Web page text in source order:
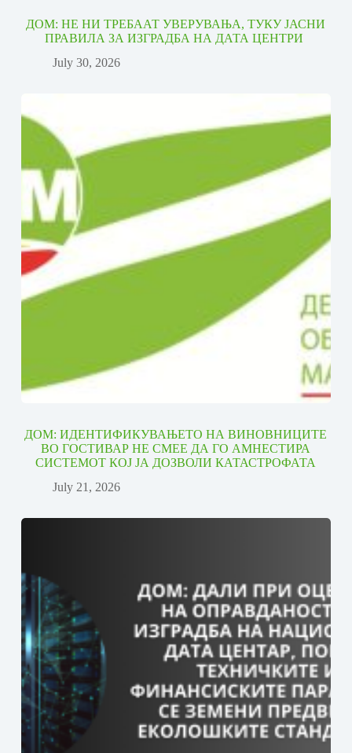
ДОМ: НЕ НИ ТРЕБААТ УВЕРУВАЊА, ТУКУ ЈАСНИ
ПРАВИЛА ЗА ИЗГРАДБА НА ДАТА ЦЕНТРИ
July 30, 2026
ДОМ: ИДЕНТИФИКУВАЊЕТО НА ВИНОВНИЦИТЕ
ВО ГОСТИВАР НЕ СМЕЕ ДА ГО АМНЕСТИРА
СИСТЕМОТ КОЈ ЈА ДОЗВОЛИ КАТАСТРОФАТА
July 21, 2026